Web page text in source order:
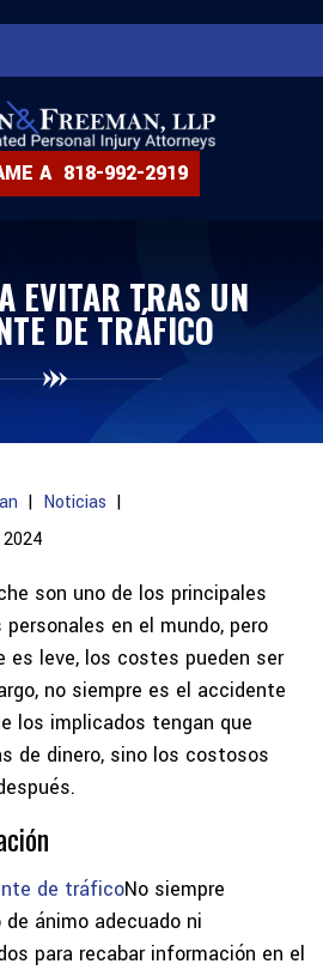
A 818-992-2919
EVITAR TRAS UN
DE TRÁFICO
| Noticias |
son uno de los principales
en el mundo, pero
es leve, los costes pueden ser
no siempre es el accidente
los implicados tengan que
de dinero, sino los costosos
de tráficoNo siempre
ánimo adecuado ni
para recabar información en el